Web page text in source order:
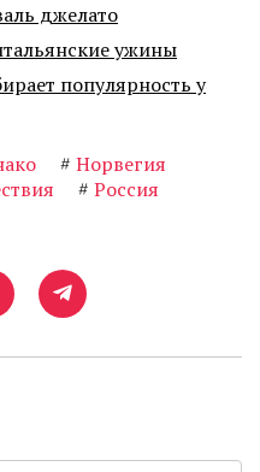
джелато
ужины
популярность у
# Норвегия
# Россия